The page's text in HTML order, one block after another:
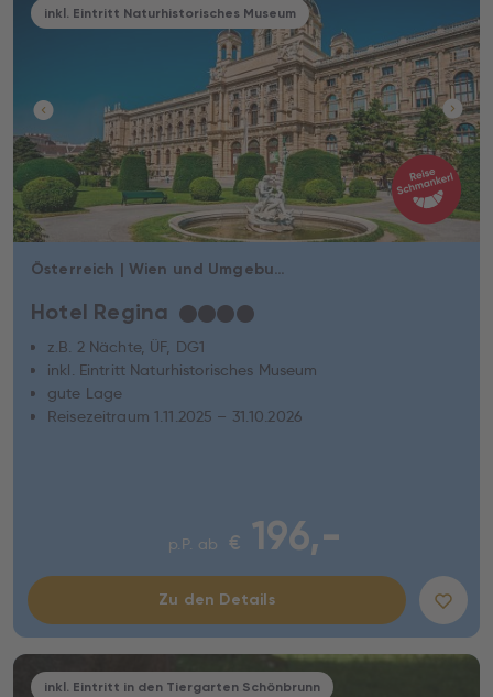
inkl. Eintritt Naturhistorisches Museum
Österreich | Wien und Umgebung | Wien
Hotel Regina ★★★★
z.B. 2 Nächte, ÜF, DG1
inkl. Eintritt Naturhistorisches Museum
gute Lage
Reisezeitraum 1.11.2025 – 31.10.2026
p.P. ab € 196,-
Zu den Details
inkl. Eintritt in den Tiergarten Schönbrunn